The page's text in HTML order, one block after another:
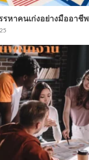
รหาคนเก่งอย่างมืออาชีพ